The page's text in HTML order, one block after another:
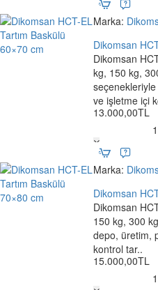
EL
Tartım
Baskülü
50×60
cm
Marka:
Dikomsan
Dikomsan
kg, 150 kg,
ve işletme içi
13.000,00TL
HCT-
EL
Tartım
Baskülü
60×70
cm
Marka:
Dikomsan
Dikomsan
150 kg, 300
depo, üretim,
kontrol tar..
15.000,00TL